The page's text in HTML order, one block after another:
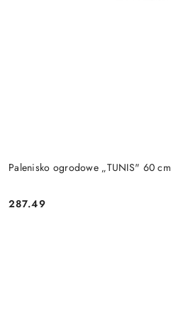
Palenisko ogrodowe „TUNIS" 60 cm
Cena:
287.49